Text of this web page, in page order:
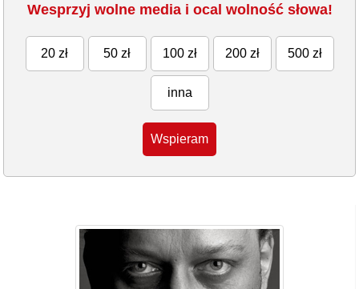
Wesprzyj wolne media i ocal wolność słowa!
20 zł 50 zł 100 zł 200 zł 500 zł
inna
Wspieram